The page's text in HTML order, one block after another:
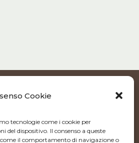
Cookie
tecnologie come i cookie per
del dispositivo. Il consenso a queste
il comportamento di navigazione o